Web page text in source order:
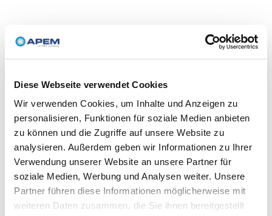
Diese Webseite verwendet Cookies
Wir verwenden Cookies, um Inhalte und Anzeigen zu
personalisieren, Funktionen für soziale Medien anbieten
zu können und die Zugriffe auf unsere Website zu
analysieren. Außerdem geben wir Informationen zu Ihrer
Verwendung unserer Website an unsere Partner für
soziale Medien, Werbung und Analysen weiter. Unsere
Partner führen diese Informationen möglicherweise mit
weiteren Daten zusammen, die Sie ihnen bereitgestellt